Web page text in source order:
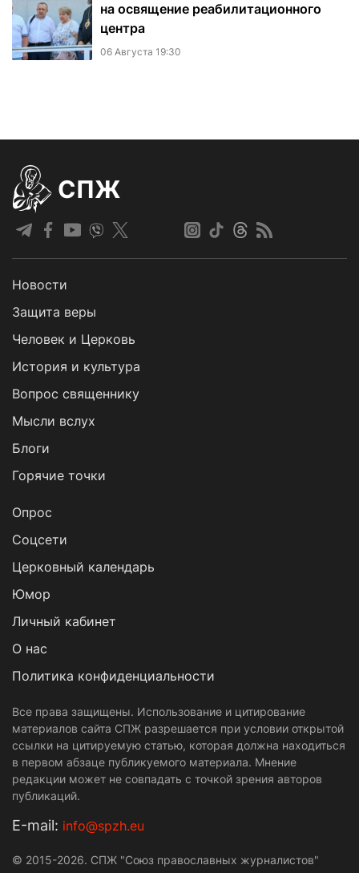
на освящение реабилитационного
центра
06 Августа 19:30
СПЖ
Новости
Защита веры
Человек и Церковь
История и культура
Вопрос священнику
Мысли вслух
Блоги
Горячие точки
Опрос
Cоцсети
Церковный календарь
Юмор
Личный кабинет
О нас
Политика конфиденциальности
Все права защищены. Использование и цитирование
материалов сайта СПЖ разрешается при условии открытой
ссылки на цитируемую статью, которая должна находиться
в первом абзаце публикуемого материала. Мнение
редакции может не совпадать с точкой зрения авторов
публикаций.
Е-mail: info@spzh.eu
© 2015-2026. СПЖ "Союз православных журналистов"